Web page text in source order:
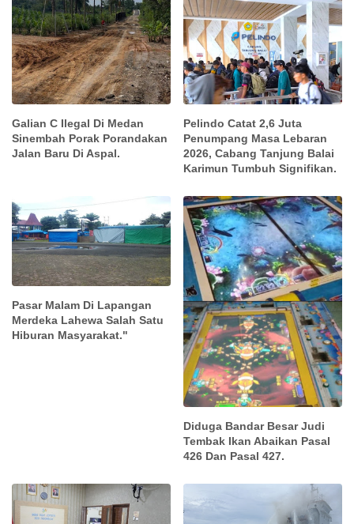
Galian C Ilegal Di Medan
Sinembah Porak Porandakan
Jalan Baru Di Aspal.
Pelindo Catat 2,6 Juta
Penumpang Masa Lebaran
2026, Cabang Tanjung Balai
Karimun Tumbuh Signifikan.
Pasar Malam Di Lapangan
Merdeka Lahewa Salah Satu
Hiburan Masyarakat."
Diduga Bandar Besar Judi
Tembak Ikan Abaikan Pasal
426 Dan Pasal 427.